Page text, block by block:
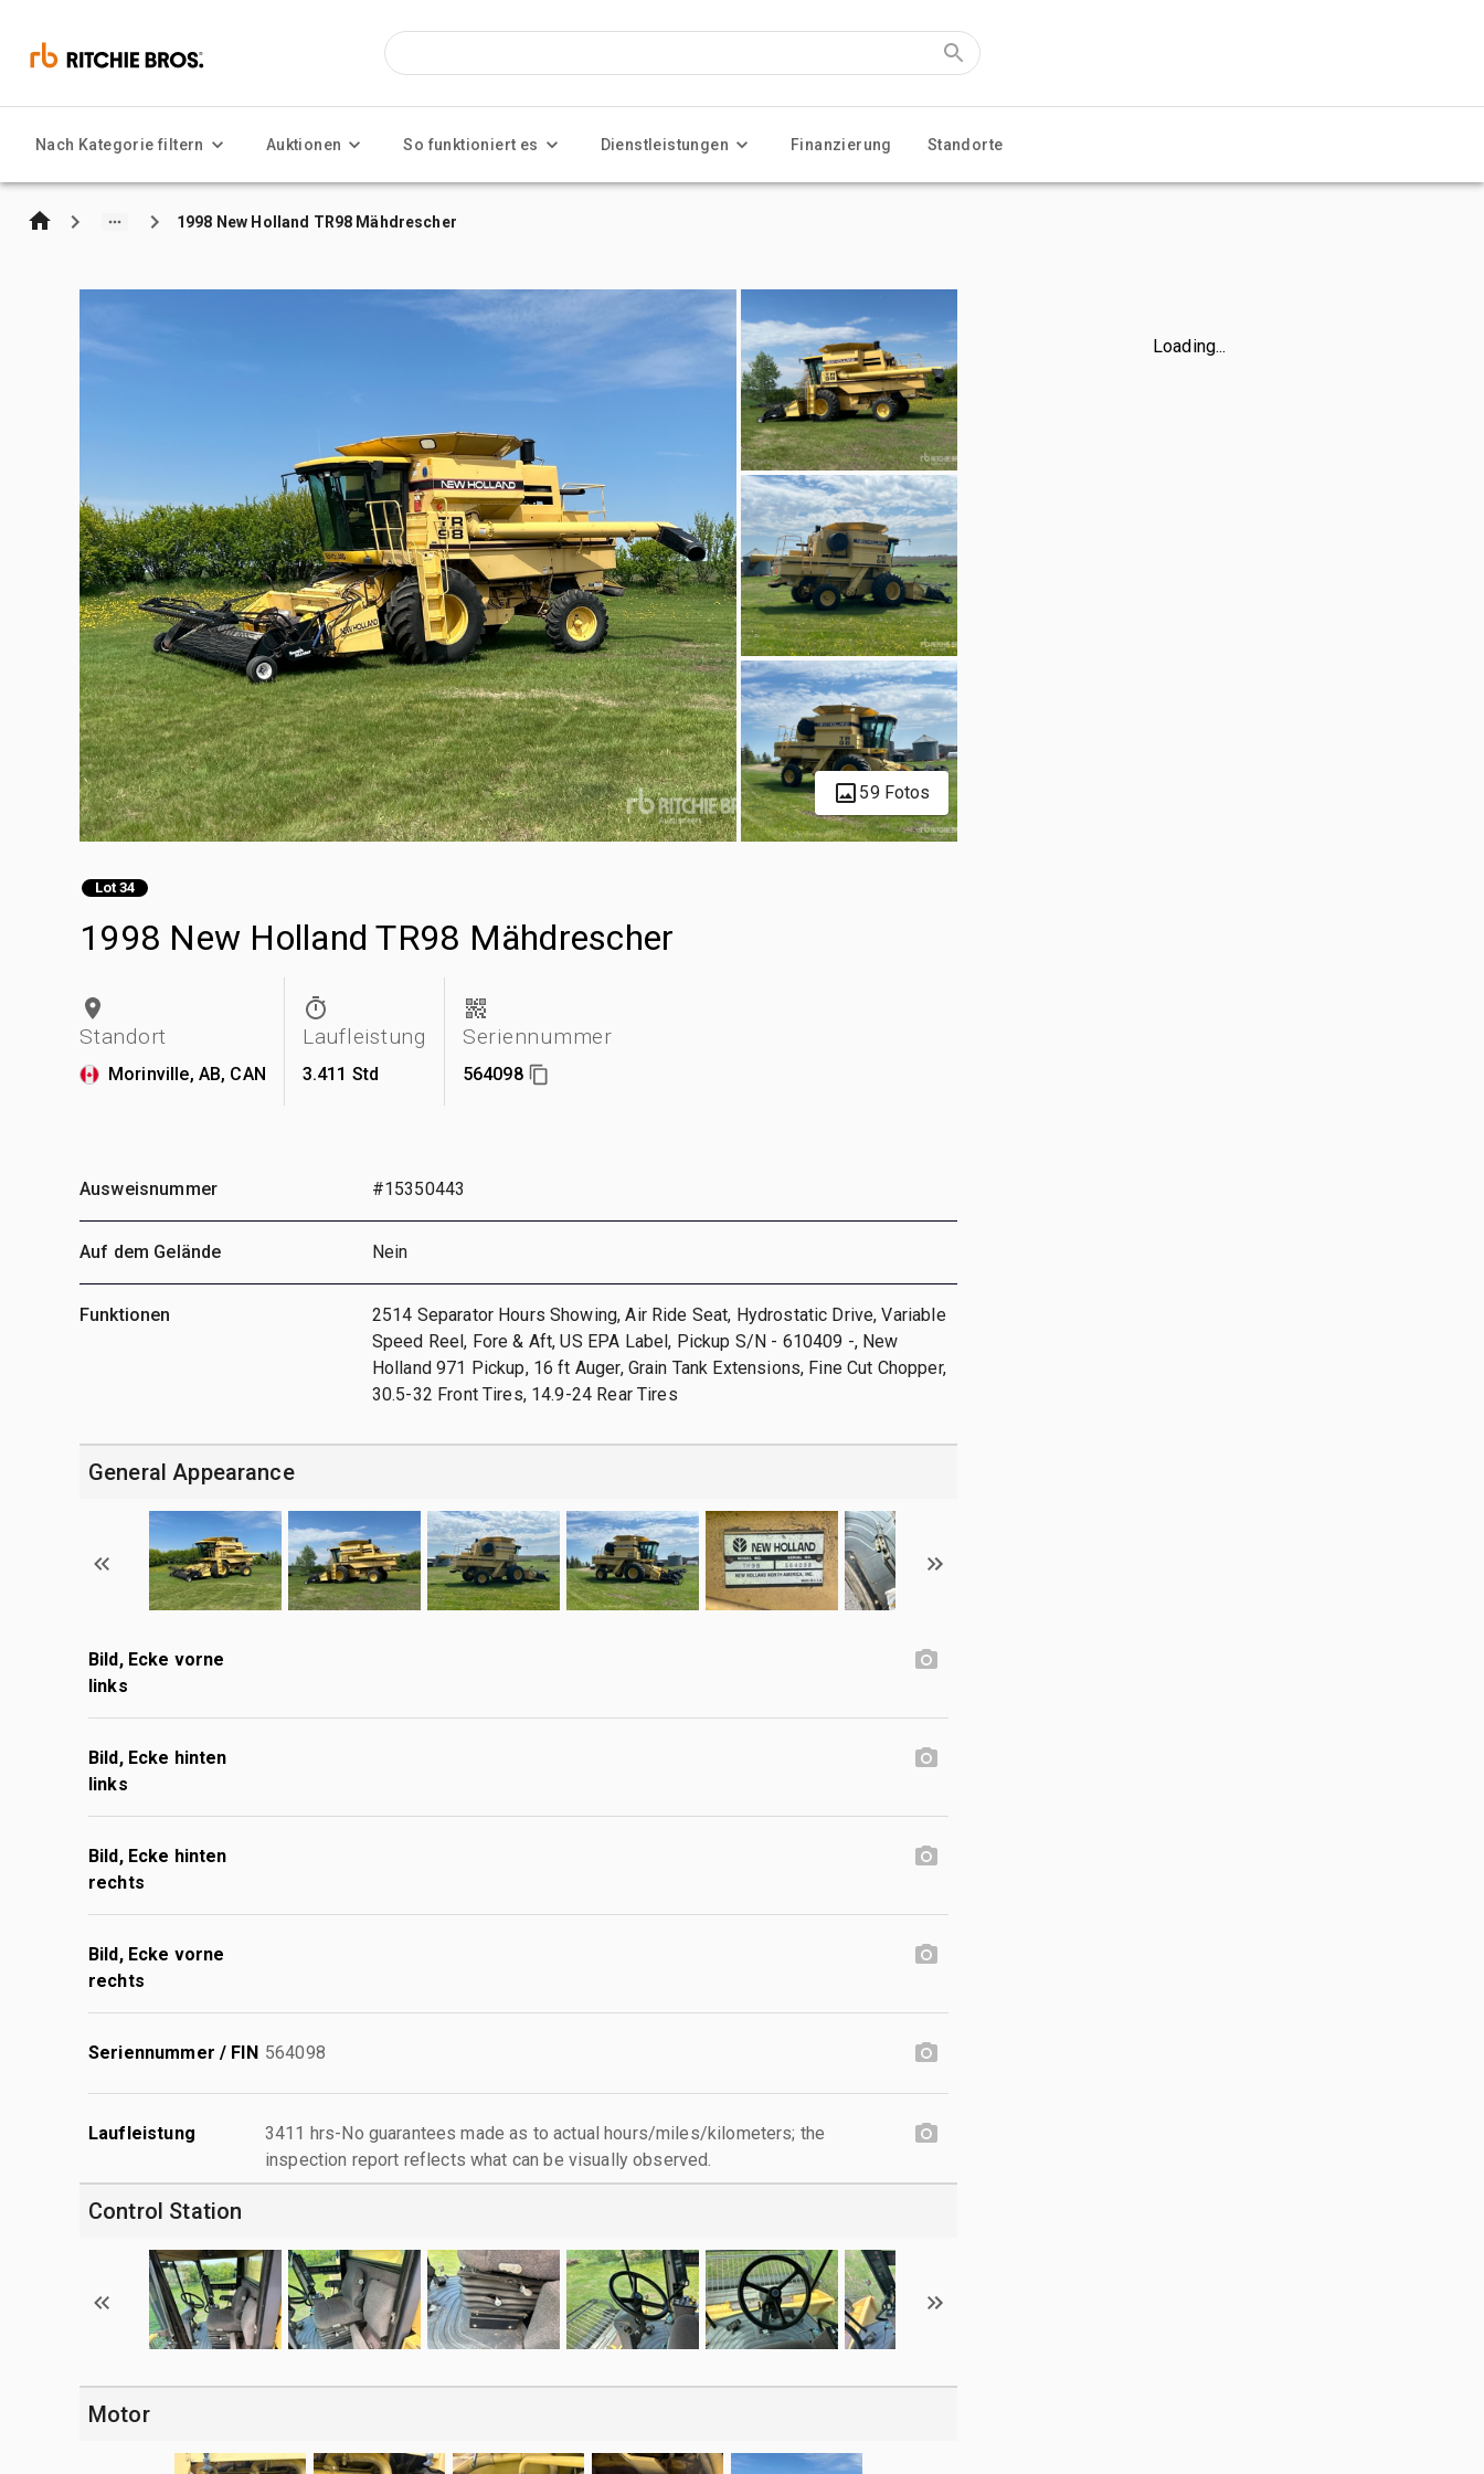
Nach Kategorie filtern Auktionen So funktioniert es Dienstleistungen Finanzierung Standorte
1998 New Holland TR98 Mähdrescher
59 Fotos
Lot 34
1998 New Holland TR98 Mähdrescher
Standort
Morinville, AB, CAN
Laufleistung
3.411 Std
Seriennummer
564098
Loading...
Ausweisnummer #15350443
Auf dem Gelände Nein
Funktionen
2514 Separator Hours Showing, Air Ride Seat, Hydrostatic Drive, Variable
Speed Reel, Fore & Aft, US EPA Label, Pickup S/N - 610409 -, New
Holland 971 Pickup, 16 ft Auger, Grain Tank Extensions, Fine Cut Chopper,
30.5-32 Front Tires, 14.9-24 Rear Tires
General Appearance
Bild, Ecke vorne
links
Bild, Ecke hinten
links
Bild, Ecke hinten
rechts
Bild, Ecke vorne
rechts
Seriennummer / FIN 564098
Laufleistung
3411 hrs-No guarantees made as to actual hours/miles/kilometers; the
inspection report reflects what can be visually observed.
Control Station
Motor